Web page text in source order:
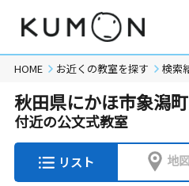
HOME お近くの教室を探す 検索
秋田県にかほ市象潟
付近の公文式教室
リスト 地図